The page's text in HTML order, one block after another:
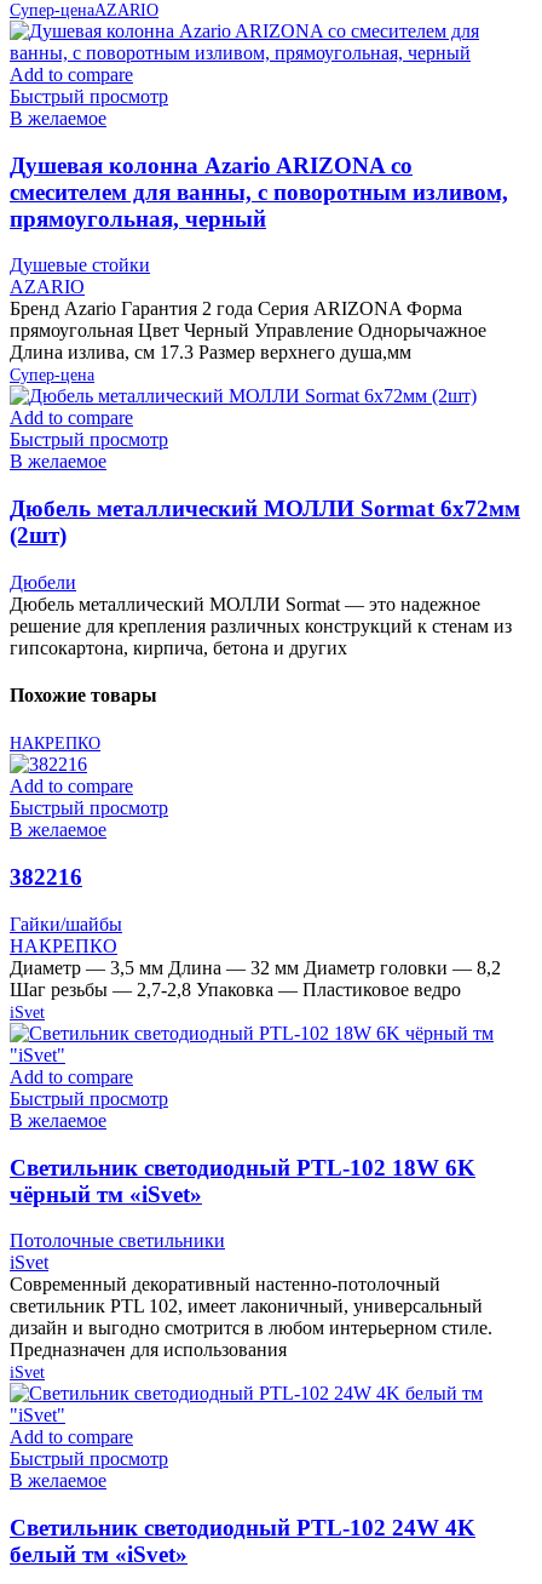
Супер-ценаAZARIO
Add to compare
Быстрый просмотр
В желаемое
Душевая колонна Azario ARIZONA со
смесителем для ванны, с поворотным изливом,
прямоугольная, черный
Душевые стойки
AZARIO
Бренд Azario Гарантия 2 года Серия ARIZONA Форма
прямоугольная Цвет Черный Управление Однорычажное
Длина излива, см 17.3 Размер верхнего душа,мм
Супер-цена
Add to compare
Быстрый просмотр
В желаемое
Дюбель металлический МОЛЛИ Sormat 6х72мм
(2шт)
Дюбели
Дюбель металлический МОЛЛИ Sormat — это надежное
решение для крепления различных конструкций к стенам из
гипсокартона, кирпича, бетона и других
Похожие товары
НАКРЕПКО
Add to compare
Быстрый просмотр
В желаемое
382216
Гайки/шайбы
НАКРЕПКО
Диаметр — 3,5 мм Длина — 32 мм Диаметр головки — 8,2
Шаг резьбы — 2,7-2,8 Упаковка — Пластиковое ведро
iSvet
Add to compare
Быстрый просмотр
В желаемое
Cветильник светодиодный PTL-102 18W 6K
чёрный тм «iSvet»
Потолочные светильники
iSvet
Современный декоративный настенно-потолочный
светильник PTL 102, имеет лаконичный, универсальный
дизайн и выгодно смотрится в любом интерьерном стиле.
Предназначен для использования
iSvet
Add to compare
Быстрый просмотр
В желаемое
Cветильник светодиодный PTL-102 24W 4K
белый тм «iSvet»